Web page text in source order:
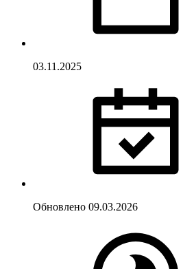
03.11.2025
Обновлено 09.03.2026